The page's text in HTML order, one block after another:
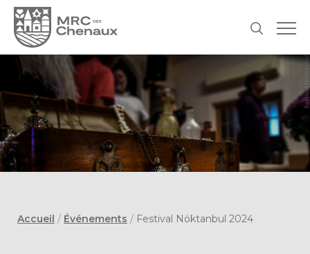
Accueil / Événements / Festival Nöktanbul 2024